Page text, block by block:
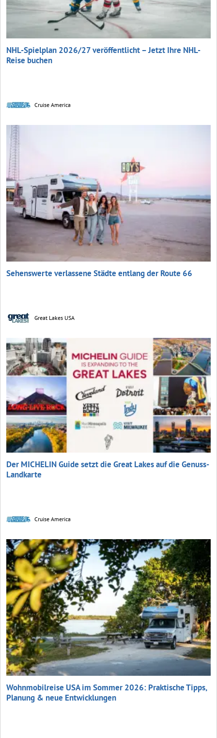
NHL-Spielplan 2026/27 veröffentlicht – Jetzt Ihre NHL-
Reise buchen
Cruise America
Sehenswerte verlassene Städte entlang der Route 66
Great Lakes USA
Der MICHELIN Guide setzt die Great Lakes auf die Genuss-
Landkarte
Cruise America
Wohnmobilreise USA im Sommer 2026: Praktische Tipps,
Planung & neue Entwicklungen